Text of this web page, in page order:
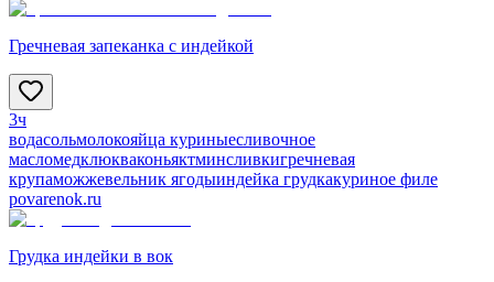
Гречневая запеканка с индейкой
3ч
водасольмолокояйца куриныесливочное
масломедклюкваконьяктминсливкигречневая
крупаможжевельник ягодыиндейка грудкакуриное филе
povarenok.ru
Грудка индейки в вок